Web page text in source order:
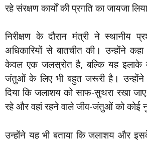
रहे संरक्षण कार्यों की प्रगति का जायजा
निरीक्षण के दौरान मंत्री ने स्थानीय
अधिकारियों से बातचीत की। उन्होंने
केवल एक जलस्रोत है, बल्कि यह इलाके
जंतुओं के लिए भी बहुत जरूरी है। उन्होंने
दिया कि जलाशय को साफ-सुथरा रखा जाए,
रहे और वहां रहने वाले जीव-जंतुओं को कोई
उन्होंने यह भी बताया कि जलाशय और